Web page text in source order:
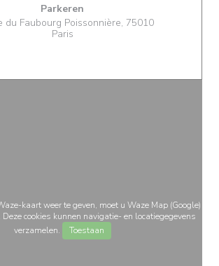
Parkeren
du Faubourg Poissonnière, 75010
Paris
kaart weer te geven, moet u Waze Map (Google)
Deze cookies kunnen navigatie- en locatiegegevens
verzamelen.
Toestaan